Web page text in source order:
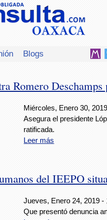
Blogs
Romero
Miércoles, Enero 30,
Asegura el presidente
ratificada.
Leer más
del IEEPO
Jueves, Enero 24, 2019 -
Que presentó denuncia